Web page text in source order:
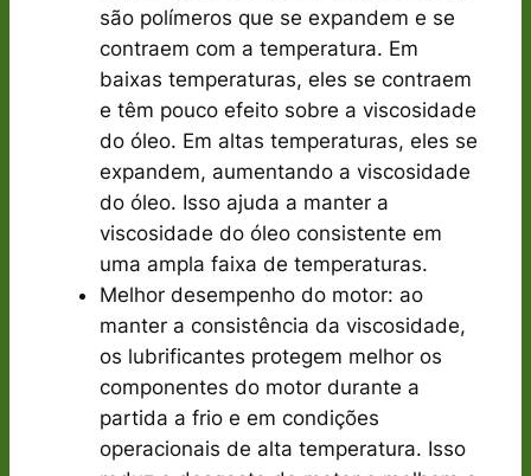
são polímeros que se expandem e se
contraem com a temperatura. Em
baixas temperaturas, eles se contraem
e têm pouco efeito sobre a viscosidade
do óleo. Em altas temperaturas, eles se
expandem, aumentando a viscosidade
do óleo. Isso ajuda a manter a
viscosidade do óleo consistente em
uma ampla faixa de temperaturas.
Melhor desempenho do motor: ao
manter a consistência da viscosidade,
os lubrificantes protegem melhor os
componentes do motor durante a
partida a frio e em condições
operacionais de alta temperatura. Isso